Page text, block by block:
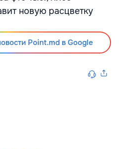
новую расцветку
Point.md в Google